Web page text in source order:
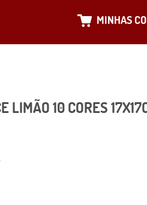
MINHAS
LIMÃO 10 CORES